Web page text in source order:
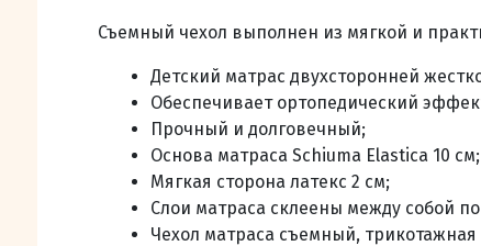
Съемный чехол выполнен из мягкой и
Детский матрас двухсторонней
Обеспечивает ортопедический
Прочный и долговечный;
Основа матраса Schiuma Elastica 10 см;
Мягкая сторона латекс 2 см;
Слои матраса склеены между собой
Чехол матраса съемный,